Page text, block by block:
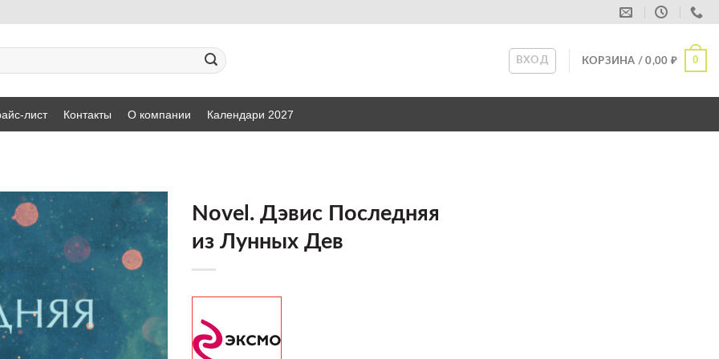
ВХОД КОРЗИНА /0,00 ₽ 0
лист Контакты О компании Календари 2027
ДОБАВИТЬ
В СПИСОК
Novel. Дэвис Последняя
из Лунных Дев